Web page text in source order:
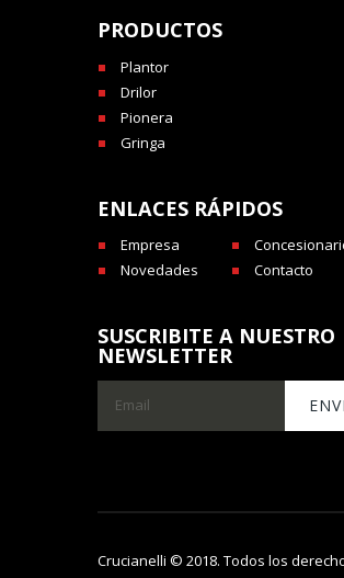
PRODUCTOS
Plantor
Drilor
Pionera
Gringa
ENLACES RÁPIDOS
Empresa
Novedades
Contacto
SUSCRIBITE A NUESTRO
NEWSLETTER
Crucianelli © 2018. Todos los